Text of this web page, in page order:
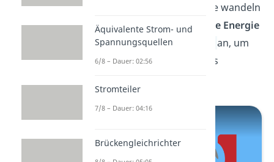
andersherum arbeiten? Sie wandeln
elektrische in mechanische Energie
um. Schau dir unser
an, um
genau zu erfahren, wie das
Äquivalente Strom- und
Spannungsquellen
6/8 – Dauer: 02:56
Stromteiler
7/8 – Dauer: 04:16
Brückengleichrichter